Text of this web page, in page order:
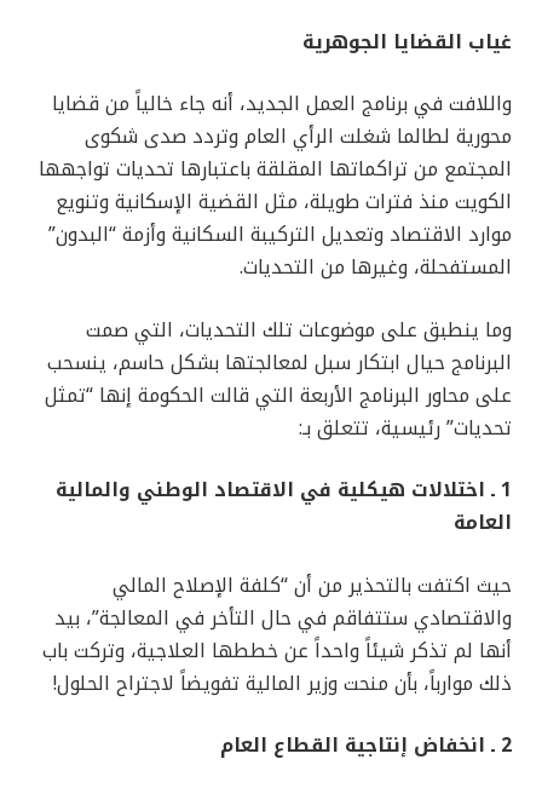
غياب القضايا الجوهرية
واللافت في برنامج العمل الجديد، أنه جاء خالياً من قضايا
محورية لطالما شغلت الرأي العام وتردد صدى شكوى
المجتمع من تراكماتها المقلقة باعتبارها تحديات تواجهها
الكويت منذ فترات طويلة، مثل القضية الإسكانية وتنويع
موارد الاقتصاد وتعديل التركيبة السكانية وأزمة “البدون”
المستفحلة، وغيرها من التحديات.
وما ينطبق على موضوعات تلك التحديات، التي صمت
البرنامج حيال ابتكار سبل لمعالجتها بشكل حاسم، ينسحب
على محاور البرنامج الأربعة التي قالت الحكومة إنها “تمثل
تحديات” رئيسية، تتعلق بـ:
1 ـ اختلالات هيكلية في الاقتصاد الوطني والمالية
العامة
حيث اكتفت بالتحذير من أن “كلفة الإصلاح المالي
والاقتصادي ستتفاقم في حال التأخر في المعالجة”، بيد
أنها لم تذكر شيئاً واحداً عن خططها العلاجية، وتركت باب
ذلك موارباً، بأن منحت وزير المالية تفويضاً لاجتراح الحلول!
2 ـ انخفاض إنتاجية القطاع العام